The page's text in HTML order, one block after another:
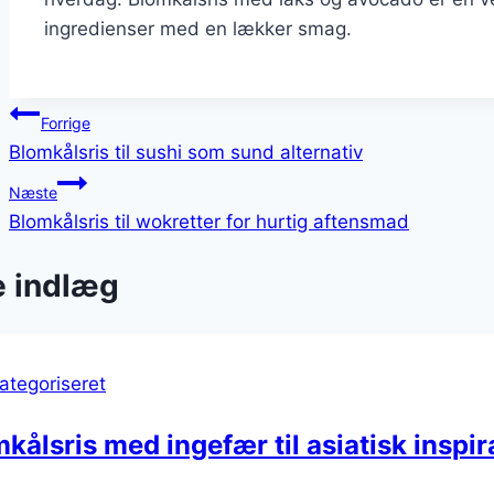
ingredienser med en lækker smag.
Indlægsnavigation
Forrige
Blomkålsris til sushi som sund alternativ
Næste
Blomkålsris til wokretter for hurtig aftensmad
indlæg
med ingefær til asiatisk